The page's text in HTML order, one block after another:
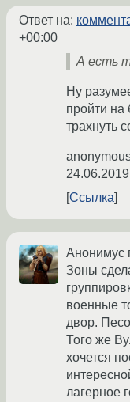
Ответ на:
+00:00
А есть
Ну
пройти
трахнуть
Ссылка
Анонимус
Зоны
военные
двор.
Того же
хочется
лагерное